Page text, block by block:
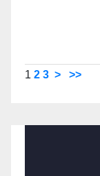
1 2 3 > >>